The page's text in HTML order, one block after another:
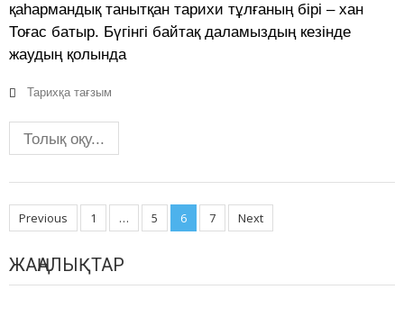
қаһармандық танытқан тарихи тұлғаның бірі – хан
Тоғас батыр. Бүгінгі байтақ даламыздың кезінде
жаудың қолында
Тарихқа тағзым
Толық оқу...
Posts
Previous 1 … 5 6 7 Next
ЖАҢАЛЫҚТАР